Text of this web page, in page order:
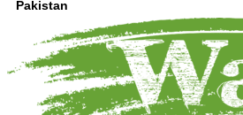
Pakistan